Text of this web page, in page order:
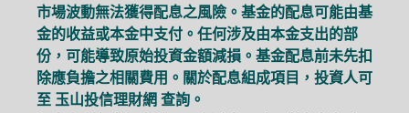
市場波動無法獲得配息之風險。基金的配息可能由基
金的收益或本金中支付。任何涉及由本金支出的部
份，可能導致原始投資金額減損。基金配息前未先扣
除應負擔之相關費用。關於配息組成項目，投資人可
至 玉山投信理財網 查詢。